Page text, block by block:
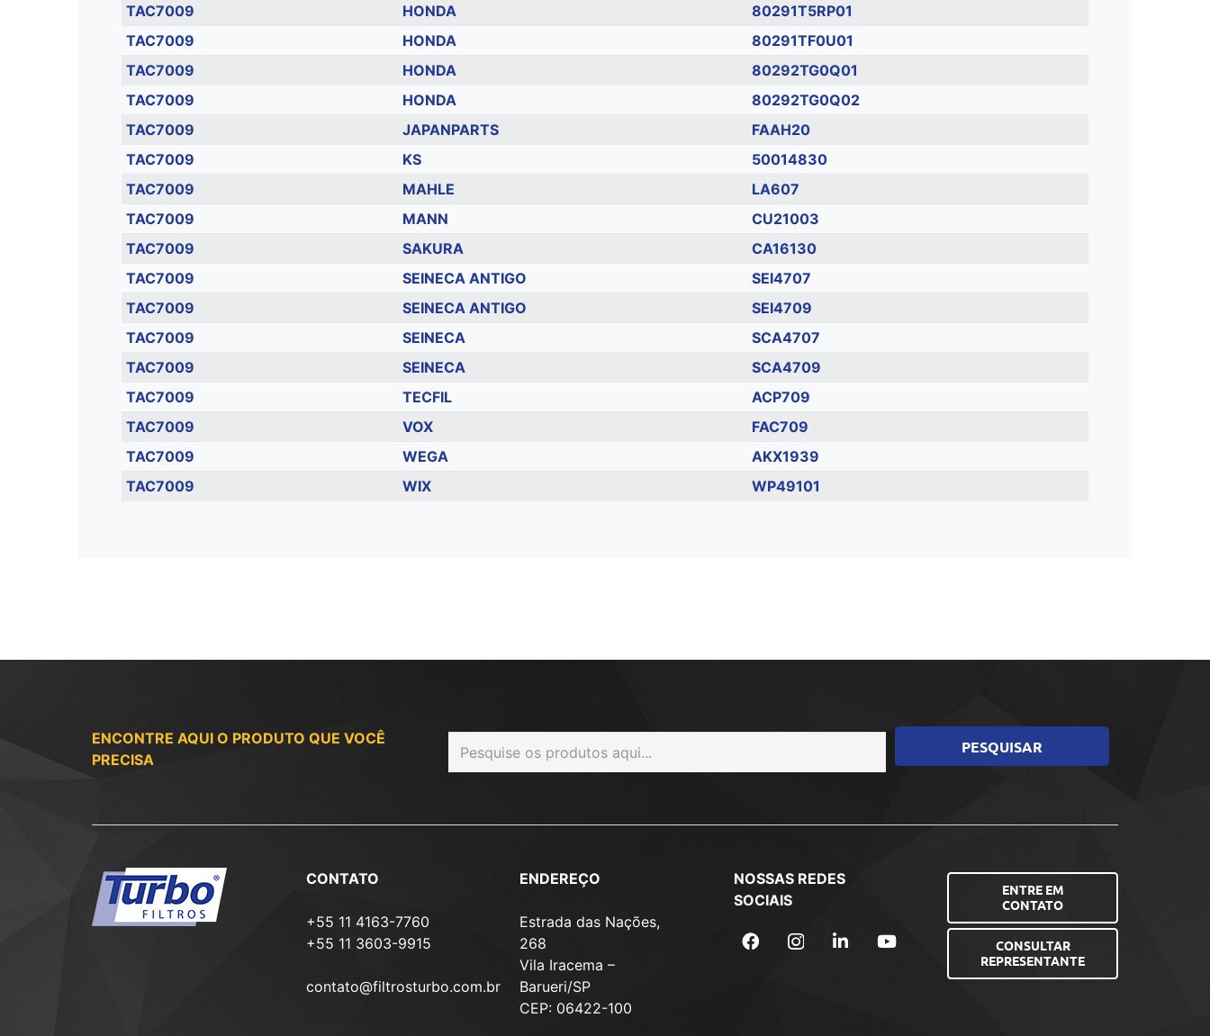
TAC7009
HONDA
80291T5RP01
TAC7009
HONDA
80291TF0U01
TAC7009
HONDA
80292TG0Q01
TAC7009
HONDA
80292TG0Q02
TAC7009
JAPANPARTS
FAAH20
TAC7009
KS
50014830
TAC7009
MAHLE
LA607
TAC7009
MANN
CU21003
TAC7009
SAKURA
CA16130
TAC7009
SEINECA ANTIGO
SEI4707
TAC7009
SEINECA ANTIGO
SEI4709
TAC7009
SEINECA
SCA4707
TAC7009
SEINECA
SCA4709
TAC7009
TECFIL
ACP709
TAC7009
VOX
FAC709
TAC7009
WEGA
AKX1939
TAC7009
WIX WP49101
ENCONTRE AQUI O PRODUTO QUE VOCÊ
PRECISA
CONTATO
+55 11 4163-7760
+55 11 3603-9915
contato@filtrosturbo.com.br
ENDEREÇO
Estrada das Nações,
268
Vila Iracema –
Barueri/SP
CEP: 06422-100
NOSSAS REDES
SOCIAIS
ENTRE EM
CONTATO
CONSULTAR
REPRESENTANTE